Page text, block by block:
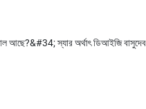
স্যার অর্থাৎ ডিআইজি বাসুদেব